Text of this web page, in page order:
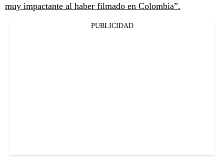
muy impactante al haber filmado en Colombia”.
PUBLICIDAD